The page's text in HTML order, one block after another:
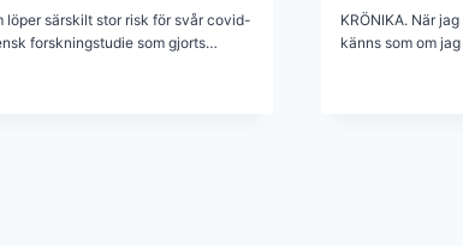
löper särskilt stor risk för svår covid-
forskningstudie som gjorts…
KRÖNIKA. När
känns som om